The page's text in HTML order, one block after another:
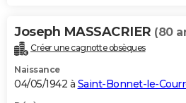
Joseph MASSACRIER (80
Créer une cagnotte obsèques
Naissance
04/05/1942 à Saint-Bonnet-le-